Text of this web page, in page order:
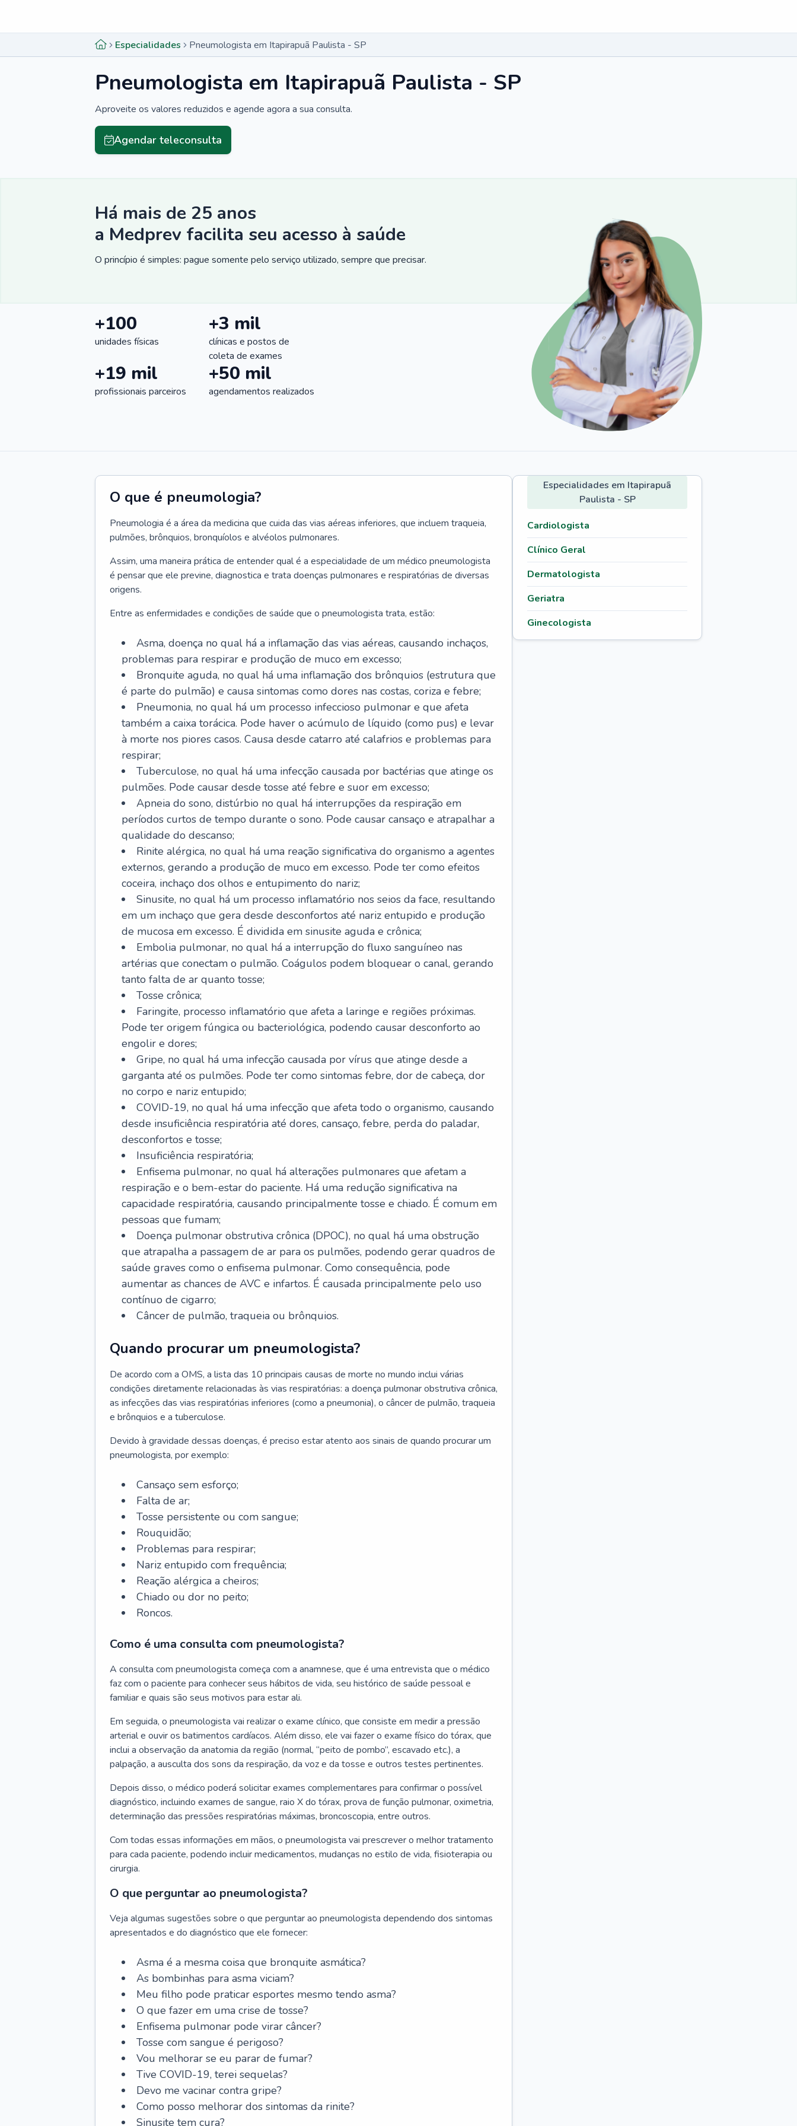
Especialidades Pneumologista em Itapirapuã Paulista - SP
Pneumologista em Itapirapuã Paulista - SP
Aproveite os valores reduzidos e agende agora a sua consulta.
Agendar teleconsulta
Há mais de 25 anos
a Medprev facilita seu acesso à saúde
O princípio é simples: pague somente pelo serviço utilizado, sempre que precisar.
+100
unidades físicas
+3 mil
clínicas e postos de
coleta de exames
+19 mil
profissionais parceiros
+50 mil
agendamentos realizados
O que é pneumologia?
Pneumologia é a área da medicina que cuida das vias aéreas inferiores, que incluem traqueia,
pulmões, brônquios, bronquíolos e alvéolos pulmonares.
Assim, uma maneira prática de entender qual é a especialidade de um médico pneumologista
é pensar que ele previne, diagnostica e trata doenças pulmonares e respiratórias de diversas
origens.
Entre as enfermidades e condições de saúde que o pneumologista trata, estão:
Asma, doença no qual há a inflamação das vias aéreas, causando inchaços,
problemas para respirar e produção de muco em excesso;
Bronquite aguda, no qual há uma inflamação dos brônquios (estrutura que
é parte do pulmão) e causa sintomas como dores nas costas, coriza e febre;
Pneumonia, no qual há um processo infeccioso pulmonar e que afeta
também a caixa torácica. Pode haver o acúmulo de líquido (como pus) e levar
à morte nos piores casos. Causa desde catarro até calafrios e problemas para
respirar;
Tuberculose, no qual há uma infecção causada por bactérias que atinge os
pulmões. Pode causar desde tosse até febre e suor em excesso;
Apneia do sono, distúrbio no qual há interrupções da respiração em
períodos curtos de tempo durante o sono. Pode causar cansaço e atrapalhar a
qualidade do descanso;
Rinite alérgica, no qual há uma reação significativa do organismo a agentes
externos, gerando a produção de muco em excesso. Pode ter como efeitos
coceira, inchaço dos olhos e entupimento do nariz;
Sinusite, no qual há um processo inflamatório nos seios da face, resultando
em um inchaço que gera desde desconfortos até nariz entupido e produção
de mucosa em excesso. É dividida em sinusite aguda e crônica;
Embolia pulmonar, no qual há a interrupção do fluxo sanguíneo nas
artérias que conectam o pulmão. Coágulos podem bloquear o canal, gerando
tanto falta de ar quanto tosse;
Tosse crônica;
Faringite, processo inflamatório que afeta a laringe e regiões próximas.
Pode ter origem fúngica ou bacteriológica, podendo causar desconforto ao
engolir e dores;
Gripe, no qual há uma infecção causada por vírus que atinge desde a
garganta até os pulmões. Pode ter como sintomas febre, dor de cabeça, dor
no corpo e nariz entupido;
COVID-19, no qual há uma infecção que afeta todo o organismo, causando
desde insuficiência respiratória até dores, cansaço, febre, perda do paladar,
desconfortos e tosse;
Insuficiência respiratória;
Enfisema pulmonar, no qual há alterações pulmonares que afetam a
respiração e o bem-estar do paciente. Há uma redução significativa na
capacidade respiratória, causando principalmente tosse e chiado. É comum em
pessoas que fumam;
Doença pulmonar obstrutiva crônica (DPOC), no qual há uma obstrução
que atrapalha a passagem de ar para os pulmões, podendo gerar quadros de
saúde graves como o enfisema pulmonar. Como consequência, pode
aumentar as chances de AVC e infartos. É causada principalmente pelo uso
contínuo de cigarro;
Câncer de pulmão, traqueia ou brônquios.
Quando procurar um pneumologista?
De acordo com a OMS, a lista das 10 principais causas de morte no mundo inclui várias
condições diretamente relacionadas às vias respiratórias: a doença pulmonar obstrutiva crônica,
as infecções das vias respiratórias inferiores (como a pneumonia), o câncer de pulmão, traqueia
e brônquios e a tuberculose.
Devido à gravidade dessas doenças, é preciso estar atento aos sinais de quando procurar um
pneumologista, por exemplo:
Cansaço sem esforço;
Falta de ar;
Tosse persistente ou com sangue;
Rouquidão;
Problemas para respirar;
Nariz entupido com frequência;
Reação alérgica a cheiros;
Chiado ou dor no peito;
Roncos.
Como é uma consulta com pneumologista?
A consulta com pneumologista começa com a anamnese, que é uma entrevista que o médico
faz com o paciente para conhecer seus hábitos de vida, seu histórico de saúde pessoal e
familiar e quais são seus motivos para estar ali.
Em seguida, o pneumologista vai realizar o exame clínico, que consiste em medir a pressão
arterial e ouvir os batimentos cardíacos. Além disso, ele vai fazer o exame físico do tórax, que
inclui a observação da anatomia da região (normal, “peito de pombo”, escavado etc.), a
palpação, a ausculta dos sons da respiração, da voz e da tosse e outros testes pertinentes.
Depois disso, o médico poderá solicitar exames complementares para confirmar o possível
diagnóstico, incluindo exames de sangue, raio X do tórax, prova de função pulmonar, oximetria,
determinação das pressões respiratórias máximas, broncoscopia, entre outros.
Com todas essas informações em mãos, o pneumologista vai prescrever o melhor tratamento
para cada paciente, podendo incluir medicamentos, mudanças no estilo de vida, fisioterapia ou
cirurgia.
O que perguntar ao pneumologista?
Veja algumas sugestões sobre o que perguntar ao pneumologista dependendo dos sintomas
apresentados e do diagnóstico que ele fornecer:
Asma é a mesma coisa que bronquite asmática?
As bombinhas para asma viciam?
Meu filho pode praticar esportes mesmo tendo asma?
O que fazer em uma crise de tosse?
Enfisema pulmonar pode virar câncer?
Tosse com sangue é perigoso?
Vou melhorar se eu parar de fumar?
Tive COVID-19, terei sequelas?
Devo me vacinar contra gripe?
Como posso melhorar dos sintomas da rinite?
Sinusite tem cura?
Especialidades em Itapirapuã
Paulista - SP
Cardiologista
Clínico Geral
Dermatologista
Geriatra
Ginecologista